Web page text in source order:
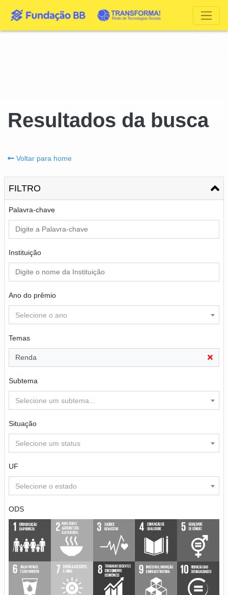
Resultados da busca
Voltar para home
FILTRO
Palavra-chave
Instituição
Ano do prêmio
Selecione o ano
Temas
Renda
Subtema
Selecione um subtema...
Situação
Selecione um status
UF
Selecione o estado
ODS